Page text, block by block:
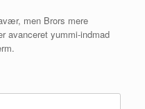
men Brors mere
avanceret yummi-indmad